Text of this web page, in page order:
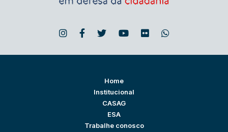
Home
Institucional
CASAG
ESA
Trabalhe conosco